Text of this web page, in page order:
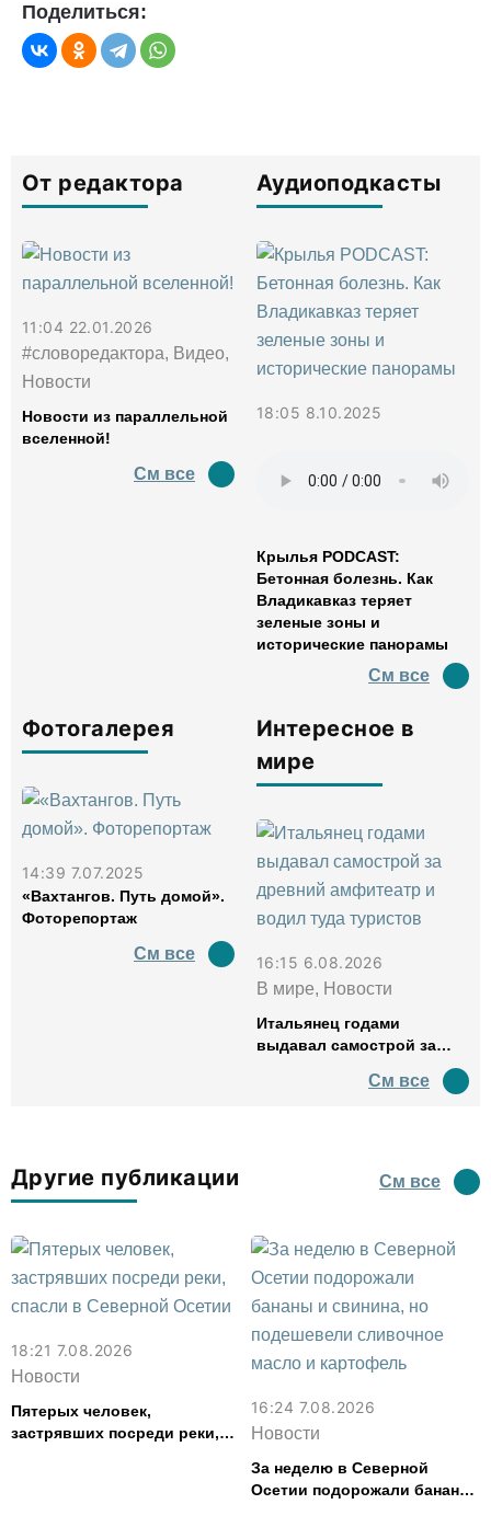
Поделиться:
От редактора
11:04 22.01.2026
#словоредактора, Видео,
Новости
Новости из параллельной
вселенной!
См все
Аудиоподкасты
18:05 8.10.2025
Крылья PODCAST:
Бетонная болезнь. Как
Владикавказ теряет
зеленые зоны и
исторические панорамы
См все
Фотогалерея
14:39 7.07.2025
«Вахтангов. Путь домой».
Фоторепортаж
См все
Интересное в
мире
16:15 6.08.2026
В мире, Новости
Итальянец годами
выдавал самострой за
водил туда туристов
См все
Другие публикации См все
18:21 7.08.2026
Новости
Пятерых человек,
застрявших посреди реки,
16:24 7.08.2026
Новости
За неделю в Северной
Осетии подорожали бананы